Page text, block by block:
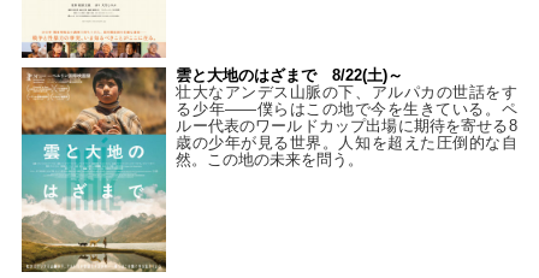
雲と大地のはざまで 8/22(土)～
壮大なアンデス山脈の下、アルパカの世話をす
る少年――僕らはこの地で今を生きている。ペ
ルー代表のワールドカップ出場に期待を寄せる8
歳の少年が見る世界。人知を超えた圧倒的な自
然。この地の未来を問う。